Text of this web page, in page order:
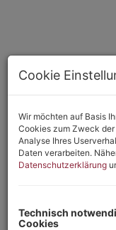
Beschreibung
Die
Die Wohnung bietet
Cookie
Wir möchten auf Basis
Cookies zum Zweck
Analyse Ihres
Daten verarbeiten.
Datenschutzerklärung
Technisch
Cookies